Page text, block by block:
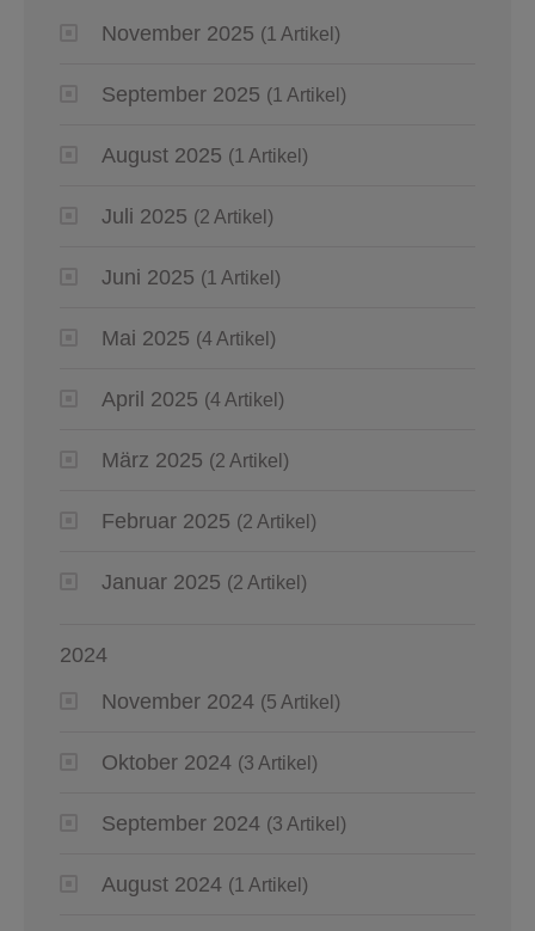
November 2025 (1 Artikel)
September 2025 (1 Artikel)
August 2025 (1 Artikel)
Juli 2025 (2 Artikel)
Juni 2025 (1 Artikel)
Mai 2025 (4 Artikel)
April 2025 (4 Artikel)
März 2025 (2 Artikel)
Februar 2025 (2 Artikel)
Januar 2025 (2 Artikel)
2024
November 2024 (5 Artikel)
Oktober 2024 (3 Artikel)
September 2024 (3 Artikel)
August 2024 (1 Artikel)